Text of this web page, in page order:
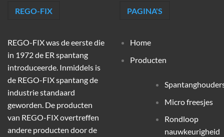
REGO-FIX
REGO-FIX was de eerste die
in 1972 de ER spantang
introduceerde. Inmiddels is
de REGO-FIX spantang de
industrie standaard
geworden. De producten
van REGO-FIX overtreffen
andere producten door de
PAGINA'S
Home
Producten
Micro freesjes
Rondloop
nauwkeurigheid